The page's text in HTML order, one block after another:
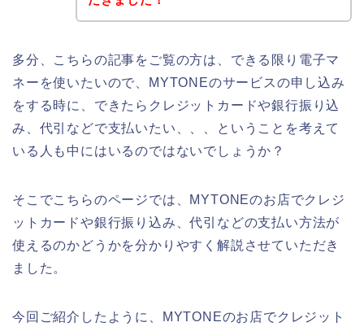
多分、こちらの記事をご覧の方は、できる限り電子マ
ネーを使いたいので、MYTONEのサービスの申し込み
をする時に、できたらクレジットカードや銀行振り込
み、代引などで支払いたい、、、ということを考えて
いる人も中にはいるのではないでしょうか？
そこでこちらのページでは、MYTONEのお店でクレジ
ットカードや銀行振り込み、代引などの支払い方法が
使えるのかどうかを分かりやすく解説させていただき
ました。
今回ご紹介したように、MYTONEのお店でクレジット